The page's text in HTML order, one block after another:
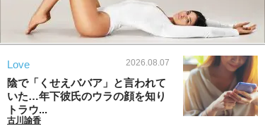
Love 2026.08.07
陰で「くせえババア」と言われて
いた…年下彼氏のウラの顔を知り
トラウ...
古川諭香